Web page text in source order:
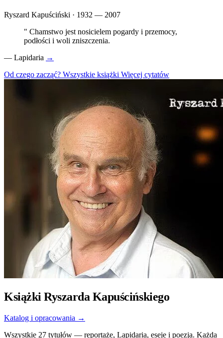
Ryszard Kapuściński · 1932 — 2007
" Chamstwo jest nosicielem pogardy i przemocy,
podłości i woli zniszczenia.
— Lapidaria →
Od czego zacząć? Wszystkie książki Więcej cytatów
Książki Ryszarda Kapuścińskiego
Katalog i opracowania →
Wszystkie 27 tytułów — reportaże, Lapidaria, eseje i poezja. Każda